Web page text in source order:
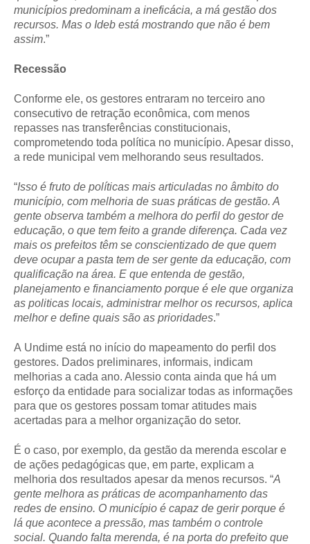
municípios predominam a ineficácia, a má gestão dos
recursos. Mas o Ideb está mostrando que não é bem
assim.”
Recessão
Conforme ele, os gestores entraram no terceiro ano
consecutivo de retração econômica, com menos
repasses nas transferências constitucionais,
comprometendo toda política no município. Apesar disso,
a rede municipal vem melhorando seus resultados.
“Isso é fruto de políticas mais articuladas no âmbito do
município, com melhoria de suas práticas de gestão. A
gente observa também a melhora do perfil do gestor de
educação, o que tem feito a grande diferença. Cada vez
mais os prefeitos têm se conscientizado de que quem
deve ocupar a pasta tem de ser gente da educação, com
qualificação na área. E que entenda de gestão,
planejamento e financiamento porque é ele que organiza
as politicas locais, administrar melhor os recursos, aplica
melhor e define quais são as prioridades.”
A Undime está no início do mapeamento do perfil dos
gestores. Dados preliminares, informais, indicam
melhorias a cada ano. Alessio conta ainda que há um
esforço da entidade para socializar todas as informações
para que os gestores possam tomar atitudes mais
acertadas para a melhor organização do setor.
É o caso, por exemplo, da gestão da merenda escolar e
de ações pedagógicas que, em parte, explicam a
melhoria dos resultados apesar da menos recursos. “A
gente melhora as práticas de acompanhamento das
redes de ensino. O município é capaz de gerir porque é
lá que acontece a pressão, mas também o controle
social. Quando falta merenda, é na porta do prefeito que